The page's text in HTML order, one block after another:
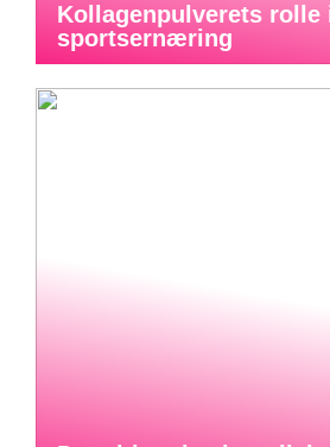
Kollagenpulverets rolle
sportsernæring